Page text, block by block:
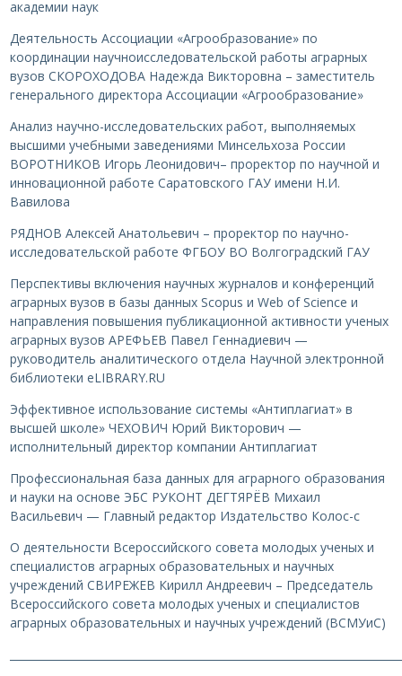
академии наук
Деятельность Ассоциации «Агрообразование» по
координации научноисследовательской работы аграрных
вузов СКОРОХОДОВА Надежда Викторовна – заместитель
генерального директора Ассоциации «Агрообразование»
Анализ научно-исследовательских работ, выполняемых
высшими учебными заведениями Минсельхоза России
ВОРОТНИКОВ Игорь Леонидович– проректор по научной и
инновационной работе Саратовского ГАУ имени Н.И.
Вавилова
РЯДНОВ Алексей Анатольевич – проректор по научно-
исследовательской работе ФГБОУ ВО Волгоградский ГАУ
Перспективы включения научных журналов и конференций
аграрных вузов в базы данных Scopus и Web of Science и
направления повышения публикационной активности ученых
аграрных вузов АРЕФЬЕВ Павел Геннадиевич —
руководитель аналитического отдела Научной электронной
библиотеки eLIBRARY.RU
Эффективное использование системы «Антиплагиат» в
высшей школе» ЧЕХОВИЧ Юрий Викторович —
исполнительный директор компании Антиплагиат
Профессиональная база данных для аграрного образования
и науки на основе ЭБС РУКОНТ ДЕГТЯРЁВ Михаил
Васильевич — Главный редактор Издательство Колос-с
О деятельности Всероссийского совета молодых ученых и
специалистов аграрных образовательных и научных
учреждений СВИРЕЖЕВ Кирилл Андреевич – Председатель
Всероссийского совета молодых ученых и специалистов
аграрных образовательных и научных учреждений (ВСМУиС)